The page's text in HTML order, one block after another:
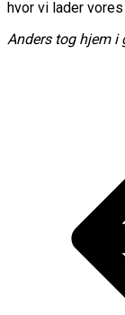
hvor vi lader
Anders tog hjem i